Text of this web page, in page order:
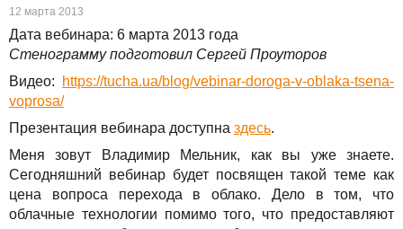
TuchaHost
TuchaMetal
TuchaBackup
TuchaSync
Хостинг CRM
Хостинг сайтов-конструкторов
Удаленный офис
О нас
Компания
Карьера
Новые
Сервисы
Решения
Для бизнеса
Техподдержка
Инструкции
12 марта 2013
Дата вебинара: 6 марта 2013 года
Стенограмму подготовил Сергей Проуторов
Видео:
https://tucha.ua/blog/vebinar-doroga-v-oblaka-tsena-
voprosa/
Презентация вебинара доступна здесь.
Меня зовут Владимир Мельник, как вы уже знаете.
Сегодняшний вебинар будет посвящен такой теме как
цена вопроса перехода в облако. Дело в том, что
облачные технологии помимо того, что предоставляют